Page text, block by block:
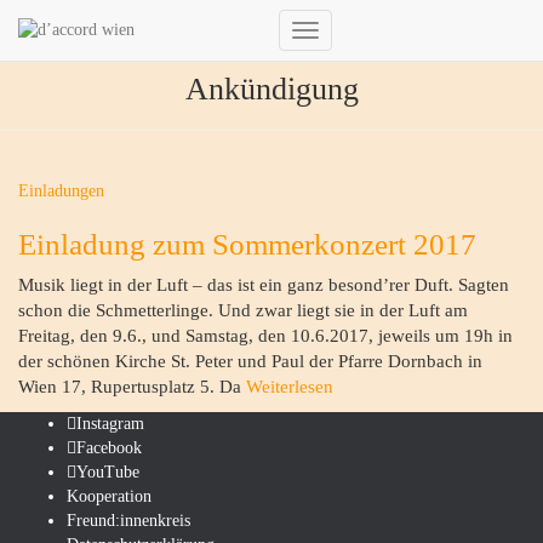
Navigation
Ankündigung
Einladungen
Einladung zum Sommerkonzert 2017
Musik liegt in der Luft – das ist ein ganz besond’rer Duft. Sagten
schon die Schmetterlinge. Und zwar liegt sie in der Luft am
Freitag, den 9.6., und Samstag, den 10.6.2017, jeweils um 19h in
der schönen Kirche St. Peter und Paul der Pfarre Dornbach in
Wien 17, Rupertusplatz 5. Da Weiterlesen
Instagram
Facebook
YouTube
Kooperation
Freund:innenkreis